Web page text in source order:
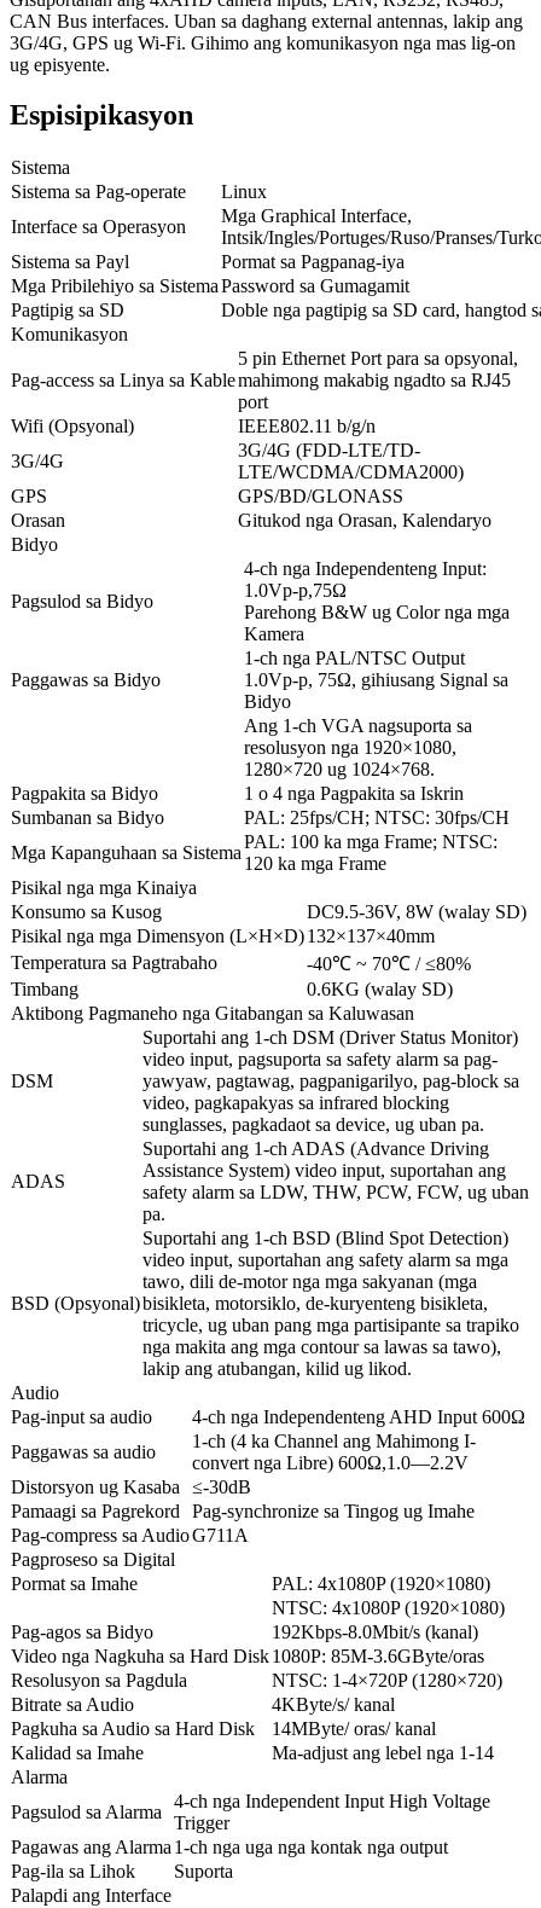
CAN Bus interfaces. Uban sa daghang external antennas, lakip ang
3G/4G, GPS ug Wi-Fi. Gihimo ang komunikasyon nga mas lig-on
ug episyente.
Espisipikasyon
Sistema
Sistema sa Pag-operate
Linux
Interface sa Operasyon
Mga Graphical Interface,
Intsik/Ingles/Portuges/Ruso/Pranses/
Sistema sa Payl
Pormat sa Pagpanag-iya
Mga Pribilehiyo sa SistemaPassword sa Gumagamit
Pagtipig sa SD
Doble nga pagtipig sa SD card, hangtod
Komunikasyon
Pag-access sa Linya sa Kable
5 pin Ethernet Port para sa opsyonal,
mahimong makabig ngadto sa RJ45
port
Wifi (Opsyonal)
IEEE802.11 b/g/n
3G/4G
3G/4G (FDD-LTE/TD-
LTE/WCDMA/CDMA2000)
GPS
GPS/BD/GLONASS
Orasan
Gitukod nga Orasan, Kalendaryo
Bidyo
Pagsulod sa Bidyo
4-ch nga Independenteng Input:
1.0Vp-p,75Ω
Parehong B&W ug Color nga mga
Kamera
Paggawas sa Bidyo
1-ch nga PAL/NTSC Output
1.0Vp-p, 75Ω, gihiusang Signal sa
Bidyo
Ang 1-ch VGA nagsuporta sa
resolusyon nga 1920×1080,
1280×720 ug 1024×768.
Pagpakita sa Bidyo
1 o 4 nga Pagpakita sa Iskrin
Sumbanan sa Bidyo
PAL: 25fps/CH; NTSC: 30fps/CH
Mga Kapanguhaan sa Sistema
PAL: 100 ka mga Frame; NTSC:
120 ka mga Frame
Pisikal nga mga Kinaiya
Konsumo sa Kusog
DC9.5-36V, 8W (walay SD)
Pisikal nga mga Dimensyon (L×H×D)132×137×40mm
Temperatura sa Pagtrabaho
-40℃ ~ 70℃ / ≤80%
Timbang
0.6KG (walay SD)
Aktibong Pagmaneho nga Gitabangan sa Kaluwasan
DSM
Suportahi ang 1-ch DSM (Driver Status Monitor)
video input, pagsuporta sa safety alarm sa pag-
yawyaw, pagtawag, pagpanigarilyo, pag-block sa
video, pagkapakyas sa infrared blocking
sunglasses, pagkadaot sa device, ug uban pa.
ADAS
Suportahi ang 1-ch ADAS (Advance Driving
Assistance System) video input, suportahan ang
safety alarm sa LDW, THW, PCW, FCW, ug uban
pa.
BSD (Opsyonal)
Suportahi ang 1-ch BSD (Blind Spot Detection)
video input, suportahan ang safety alarm sa mga
tawo, dili de-motor nga mga sakyanan (mga
bisikleta, motorsiklo, de-kuryenteng bisikleta,
tricycle, ug uban pang mga partisipante sa trapiko
nga makita ang mga contour sa lawas sa tawo),
lakip ang atubangan, kilid ug likod.
Audio
Pag-input sa audio
4-ch nga Independenteng AHD Input 600Ω
Paggawas sa audio
1-ch (4 ka Channel ang Mahimong I-
convert nga Libre) 600Ω,1.0—2.2V
Distorsyon ug Kasaba
≤-30dB
Pamaagi sa Pagrekord
Pag-synchronize sa Tingog ug Imahe
Pag-compress sa AudioG711A
Pagproseso sa Digital
Pormat sa Imahe
PAL: 4x1080P (1920×1080)
NTSC: 4x1080P (1920×1080)
Pag-agos sa Bidyo
192Kbps-8.0Mbit/s (kanal)
Video nga Nagkuha sa Hard Disk1080P: 85M-3.6GByte/oras
Resolusyon sa Pagdula
NTSC: 1-4×720P (1280×720)
Bitrate sa Audio
4KByte/s/ kanal
Pagkuha sa Audio sa Hard Disk
14MByte/ oras/ kanal
Kalidad sa Imahe
Ma-adjust ang lebel nga 1-14
Alarma
Pagsulod sa Alarma
4-ch nga Independent Input High Voltage
Trigger
Pagawas ang Alarma 1-ch nga uga nga kontak nga output
Pag-ila sa Lihok
Suporta
Palapdi ang Interface